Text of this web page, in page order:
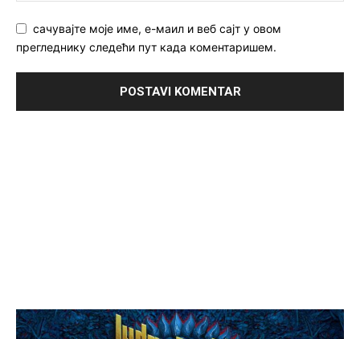
сачувајте моје име, е-маил и веб сајт у овом
прегледнику следећи пут када коментаришем.